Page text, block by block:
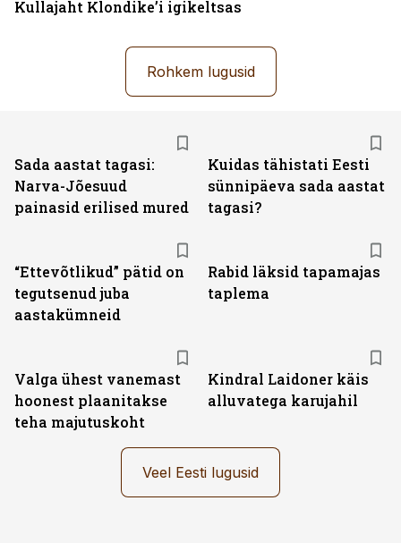
Kullajaht Klondike’i igikeltsas
Rohkem lugusid
Sada aastat tagasi:
Narva-Jõesuud
painasid erilised mured
Kuidas tähistati Eesti
sünnipäeva sada aastat
tagasi?
“Ettevõtlikud” pätid on
tegutsenud juba
aastakümneid
Rabid läksid tapamajas
taplema
Valga ühest vanemast
hoonest plaanitakse
teha majutuskoht
Kindral Laidoner käis
alluvatega karujahil
Veel Eesti lugusid